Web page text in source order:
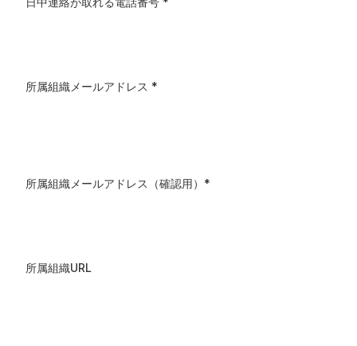
所属組織メールアドレス *
所属組織メールアドレス（確認用） *
所属組織URL